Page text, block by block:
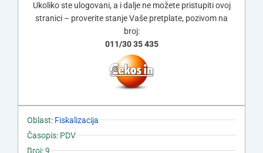
Ukoliko ste ulogovani, a i dalje ne možete pristupiti ovoj
stranici – proverite stanje Vaše pretplate, pozivom na
broj:
011/30 35 435
Oblast:Fiskalizacija
Časopis: PDV
Broj: 9